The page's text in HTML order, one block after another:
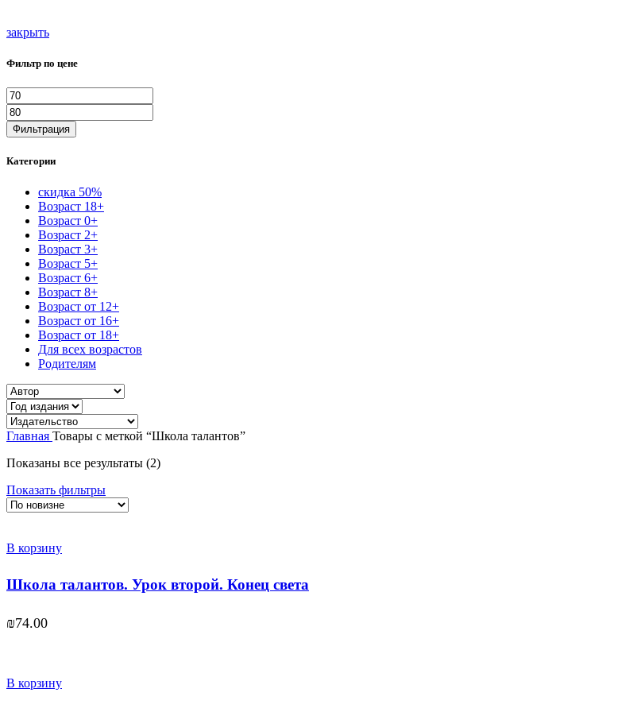
закрыть
Фильтр по цене
Фильтрация
Категории
скидка 50%
Возраст 18+
Возраст 0+
Возраст 2+
Возраст 3+
Возраст 5+
Возраст 6+
Возраст 8+
Возраст от 12+
Возраст от 16+
Возраст от 18+
Для всех возрастов
Родителям
Главная Товары с меткой “Школа талантов”
Показаны все результаты (2)
Показать фильтры
В корзину
Школа талантов. Урок второй. Конец света
₪74.00
В корзину